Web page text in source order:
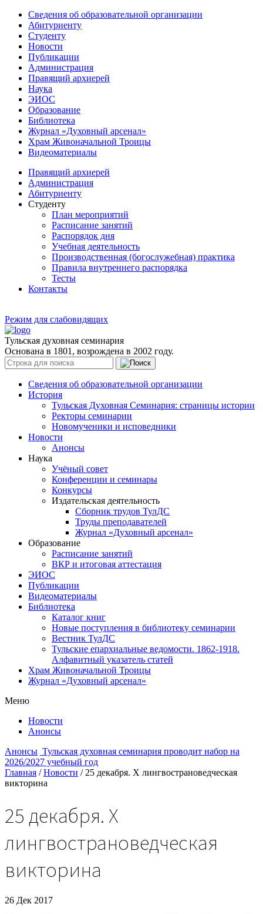
Сведения об образовательной организации
Абитуриенту
Студенту
Новости
Публикации
Администрация
Правящий архиерей
Наука
ЭИОС
Образование
Библиотека
Журнал «Духовный арсенал»
Храм Живоначальной Троицы
Видеоматериалы
Правящий архиерей
Администрация
Абитуриенту
Студенту
План мероприятий
Расписание занятий
Распорядок дня
Учебная деятельность
Производственная (богослужебная) практика
Правила внутреннего распорядка
Тесты
Контакты
Режим для слабовидящих
Тульская духовная семинария
Основана в 1801, возрождена в 2002 году.
Сведения об образовательной организации
История
Тульская Духовная Семинария: страницы истории
Ректоры семинарии
Новомученики и исповедники
Новости
Анонсы
Наука
Учёный совет
Конференции и семинары
Конкурсы
Издательская деятельность
Сборник трудов ТулДС
Труды преподавателей
Журнал «Духовный арсенал»
Образование
Расписание занятий
ВКР и итоговая аттестация
ЭИОС
Публикации
Видеоматериалы
Библиотека
Каталог книг
Новые поступления в библиотеку семинарии
Вестник ТулДС
Тульские епархиальные ведомости. 1862-1918.
Алфавитный указатель статей
Храм Живоначальной Троицы
Журнал «Духовный арсенал»
Меню
Новости
Анонсы
Анонсы Тульская духовная семинария проводит набор на
2026/2027 учебный год
Главная / Новости / 25 декабря. Х лингвострановедческая
викторина
25 декабря. Х
лингвострановедческая
викторина
26 Дек 2017